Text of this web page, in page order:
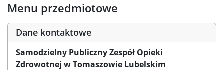
Menu przedmiotowe
Dane kontaktowe
Samodzielny Publiczny Zespół Opieki
Zdrowotnej w Tomaszowie Lubelskim